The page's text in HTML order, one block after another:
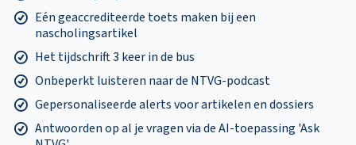
Eén geaccrediteerde toets maken bij een
nascholingsartikel
Het tijdschrift 3 keer in de bus
Onbeperkt luisteren naar de NTVG-podcast
Gepersonaliseerde alerts voor artikelen en dossiers
Antwoorden op al je vragen via de AI-toepassing 'Ask